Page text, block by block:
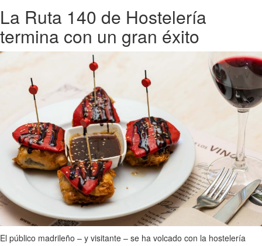
La Ruta 140 de Hostelería
termina con un gran éxito
El público madrileño – y visitante – se ha volcado con la hostelería